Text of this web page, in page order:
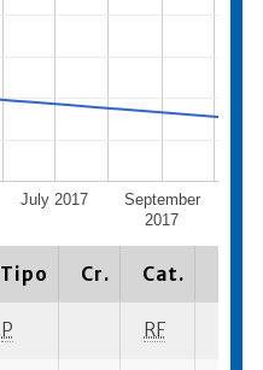
July 2017
September
2017
Tipo Cr. Cat.
P RF